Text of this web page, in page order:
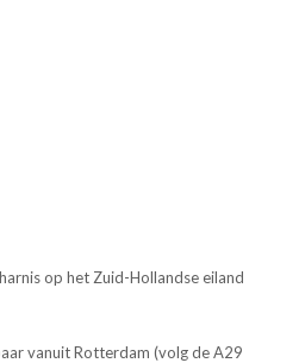
op het Zuid-Hollandse eiland
vanuit Rotterdam (volg de A29